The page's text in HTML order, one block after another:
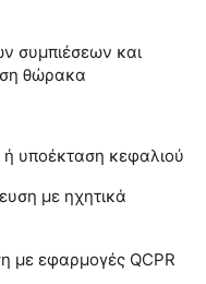
συμπιέσεων και
θώρακα
ή υποέκταση κεφαλιού
με ηχητικά
με εφαρμογές QCPR